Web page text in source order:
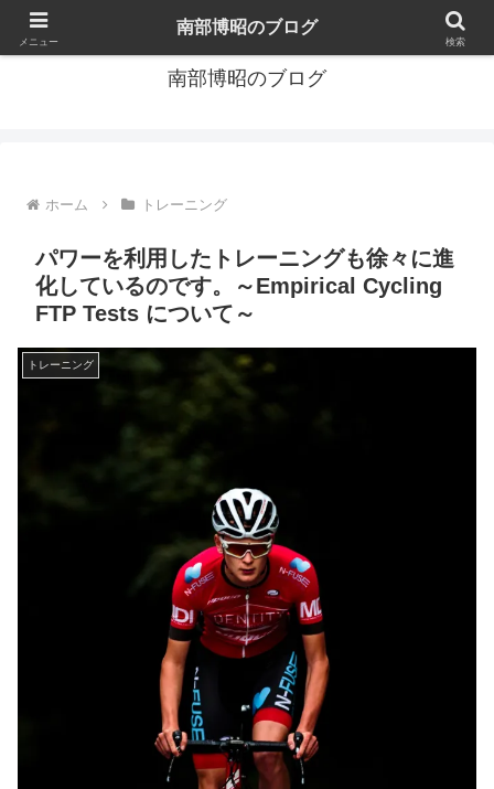
サイクリスト/トライアスリートコーチ
南部博昭のブログ
ホーム トレーニング
パワーを利用したトレーニングも徐々に進
化しているのです。～Empirical Cycling
FTP Tests について～
トレーニング
メニュー
南部博昭のブログ
検索